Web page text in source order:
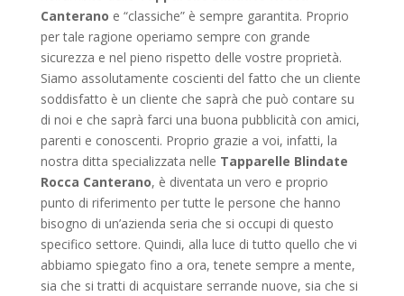
Canterano e “classiche” è sempre garantita. Proprio
per tale ragione operiamo sempre con grande
sicurezza e nel pieno rispetto delle vostre proprietà.
Siamo assolutamente coscienti del fatto che un cliente
soddisfatto è un cliente che saprà che può contare su
di noi e che saprà farci una buona pubblicità con amici,
parenti e conoscenti. Proprio grazie a voi, infatti, la
nostra ditta specializzata nelle Tapparelle Blindate
Rocca Canterano, è diventata un vero e proprio
punto di riferimento per tutte le persone che hanno
bisogno di un’azienda seria che si occupi di questo
specifico settore. Quindi, alla luce di tutto quello che vi
abbiamo spiegato fino a ora, tenete sempre a mente,
sia che si tratti di acquistare serrande nuove, sia che si